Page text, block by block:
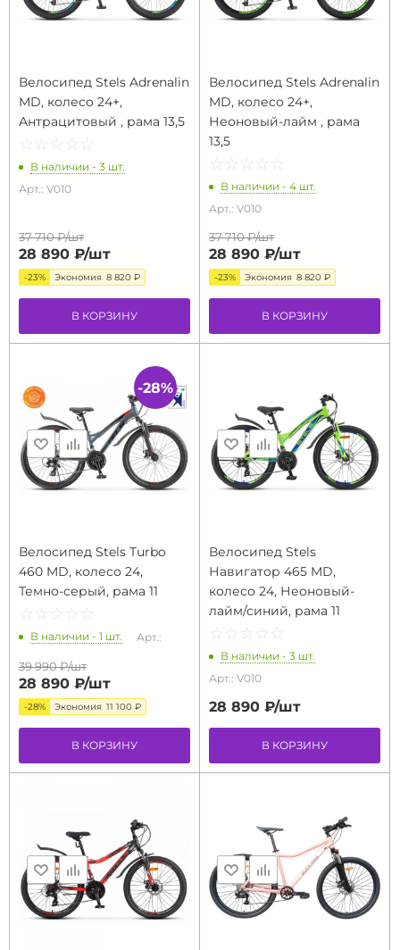
Велосипед Stels Adrenalin
MD, колесо 24+,
Антрацитовый , рама 13,5
☆ ☆ ☆ ☆ ☆
★ ★ ★ ★ ★
В наличии - 3 шт.
Арт.: V010
37 710 ₽/шт
28 890 ₽/шт
-23% Экономия 8 820 ₽
В КОРЗИНУ
Велосипед Stels Adrenalin
MD, колесо 24+,
Неоновый-лайм , рама
13,5
☆ ☆ ☆ ☆ ☆
★ ★ ★ ★ ★
В наличии - 4 шт.
Арт.: V010
37 710 ₽/шт
28 890 ₽/шт
-23% Экономия 8 820 ₽
В КОРЗИНУ
Велосипед Stels Turbo
460 MD, колесо 24,
Темно-серый, рама 11
☆ ☆ ☆ ☆ ☆
★ ★ ★ ★ ★
В наличии - 1 шт. Арт.:
39 990 ₽/шт
28 890 ₽/шт
-28% Экономия 11 100 ₽
В КОРЗИНУ
-28%
Велосипед Stels
Навигатор 465 MD,
колесо 24, Неоновый-
лайм/синий, рама 11
☆ ☆ ☆ ☆ ☆
★ ★ ★ ★ ★
В наличии - 3 шт.
Арт.: V010
28 890 ₽/шт
В КОРЗИНУ